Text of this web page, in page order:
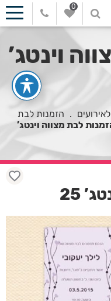
0
וינטג’
. הזמנות לבת
לבת מצווה וינטג’
25